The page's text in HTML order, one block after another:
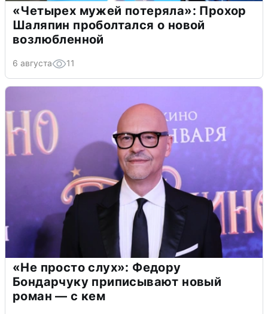
«Четырех мужей потеряла»: Прохор
Шаляпин проболтался о новой
возлюбленной
6 августа 11
«Не просто слух»: Федору
Бондарчуку приписывают новый
роман — с кем